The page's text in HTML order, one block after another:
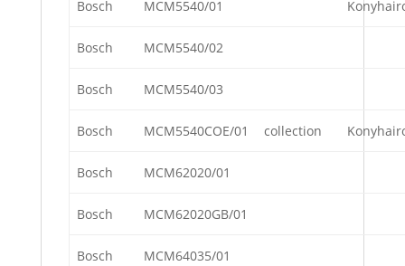
Bosch MCM5540/01
Bosch MCM5540/02
Bosch MCM5540/03
Bosch MCM5540COE/01 collection
Bosch MCM62020/01
Bosch MCM62020GB/01
Bosch MCM64035/01